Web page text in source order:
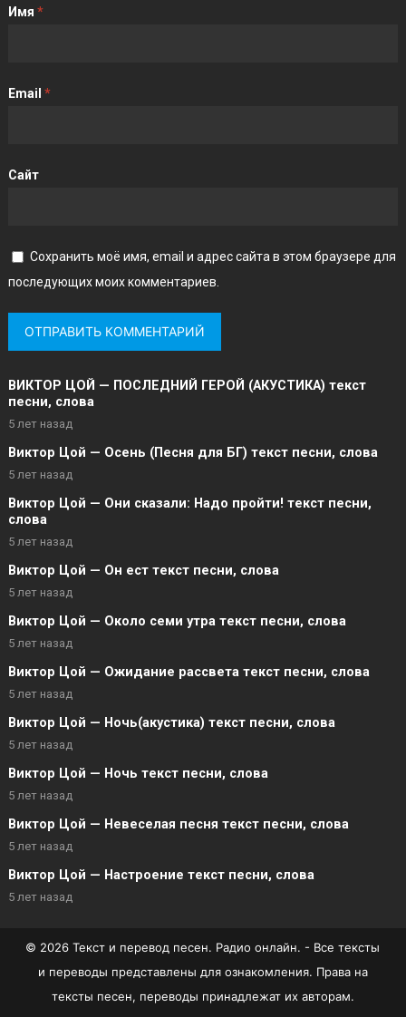
Имя *
Email *
Сайт
Сохранить моё имя, email и адрес сайта в этом браузере для
последующих моих комментариев.
ВИКТОР ЦОЙ — ПОСЛЕДНИЙ ГЕРОЙ (АКУСТИКА) текст
песни, слова
5 лет назад
Виктор Цой — Осень (Песня для БГ) текст песни, слова
5 лет назад
Виктор Цой — Они сказали: Надо пройти! текст песни,
слова
5 лет назад
Виктор Цой — Он ест текст песни, слова
5 лет назад
Виктор Цой — Около семи утра текст песни, слова
5 лет назад
Виктор Цой — Ожидание рассвета текст песни, слова
5 лет назад
Виктор Цой — Ночь(акустика) текст песни, слова
5 лет назад
Виктор Цой — Ночь текст песни, слова
5 лет назад
Виктор Цой — Невеселая песня текст песни, слова
5 лет назад
Виктор Цой — Настроение текст песни, слова
5 лет назад
© 2026 Текст и перевод песен. Радио онлайн. - Все тексты
и переводы представлены для ознакомления. Права на
тексты песен, переводы принадлежат их авторам.